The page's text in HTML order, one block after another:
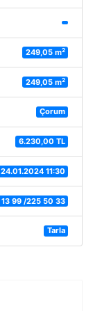
249,05 m2
249,05 m2
Çorum
6.230,00 TL
24.01.2024 11:30
99 /225 50 33
Tarla